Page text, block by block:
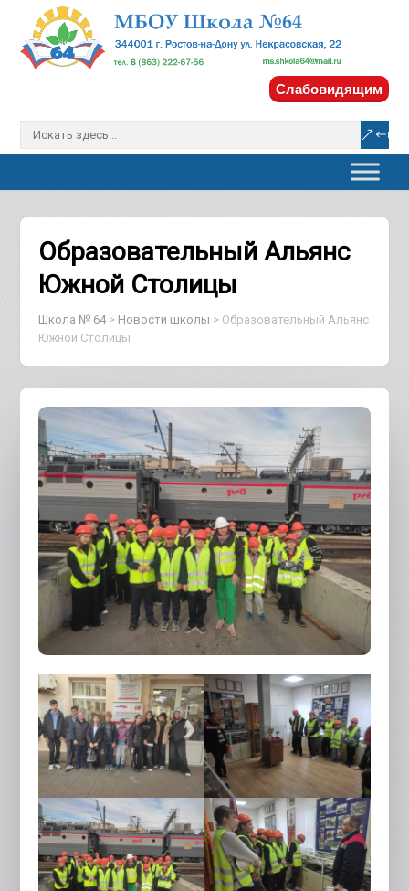
Слабовидящим
Образовательный Альянс
Южной Столицы
Школа № 64> Новости школы > Образовательный Альянс
Южной Столицы